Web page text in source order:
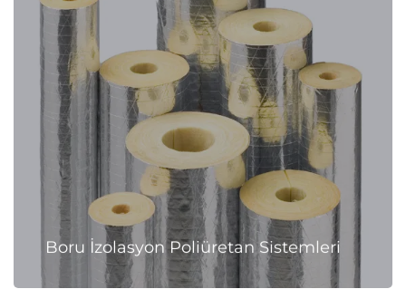
Boru İzolasyon Poliüretan Sistemleri